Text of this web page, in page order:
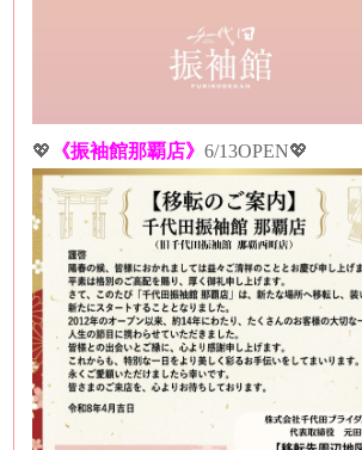
💖 《振袖館那覇店》6/13OPEN💖